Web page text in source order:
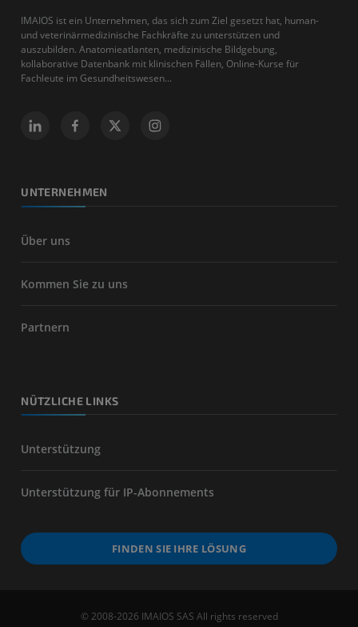
IMAIOS ist ein Unternehmen, das sich zum Ziel gesetzt hat, human-
und veterinärmedizinische Fachkräfte zu unterstützen und
auszubilden. Anatomieatlanten, medizinische Bildgebung,
kollaborative Datenbank mit klinischen Fällen, Online-Kurse für
Fachleute im Gesundheitswesen...
UNTERNEHMEN
Über uns
Kommen Sie zu uns
Partnern
NÜTZLICHE LINKS
Unterstützung
Unterstützung für IP-Abonnements
FINDEN SIE IHRE LÖSUNG
© 2008-2026 IMAIOS SAS All rights reserved